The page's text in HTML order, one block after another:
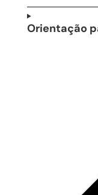
Orientação